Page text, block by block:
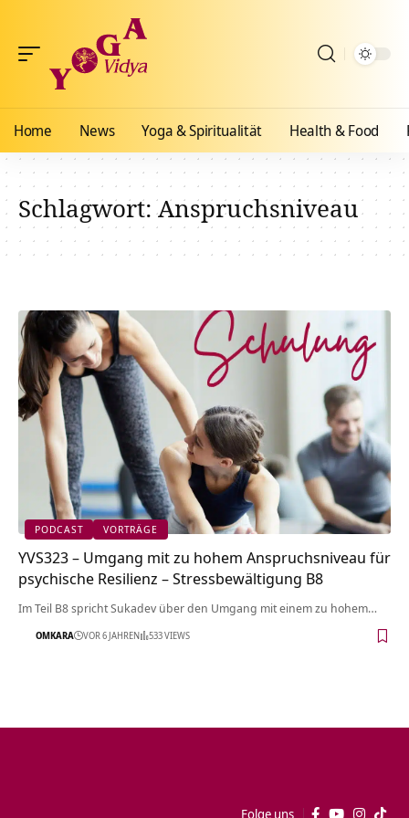
Home News Yoga & Spiritualität Health & Food
Schlagwort:Anspruchsniveau
PODCAST VORTRÄGE
YVS323 – Umgang mit zu hohem Anspruchsniveau für
psychische Resilienz – Stressbewältigung B8
Im Teil B8 spricht Sukadev über den Umgang mit einem zu hohem…
OMKARA VOR 6 JAHREN 533 VIEWS
Folge uns